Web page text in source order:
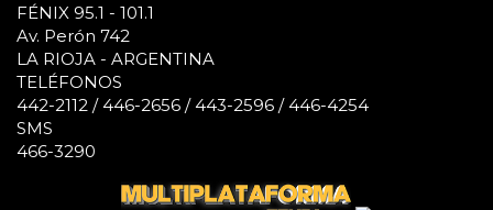
FÉNIX 95.1 - 101.1
Av. Perón 742
LA RIOJA - ARGENTINA
TELÉFONOS
442-2112 / 446-2656 / 443-2596 / 446-4254
SMS
466-3290